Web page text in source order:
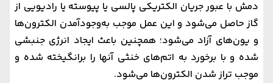
دمش با عبور جریان الکتریکی پالسی یا پیوسته یا رادیویی از
گاز حاصل می‌شود و این عمل موجب به‌وجودآمدن الکترون‌ها
و یون‌های آزاد می‌شود؛ همچنین باعث ایجاد انرژی جنبشی
شده و با برخورد به اتم‌های خنثی آنها را برانگیخته شده و
موجب تراز شدن الکترون‌ها می‌شود.